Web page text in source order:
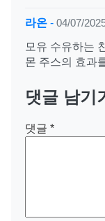
라온 - 04/07/
모유 수유하는
몬 주스의 효과
댓글 남기
댓글 *